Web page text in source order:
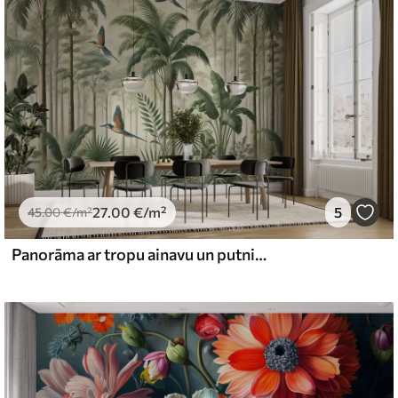
.6734.00 €/m²
and Stick
48.99€/m²
45.00€/m²27 .00 €/m² 5
Panorāma ar tropu ainavu un putniem